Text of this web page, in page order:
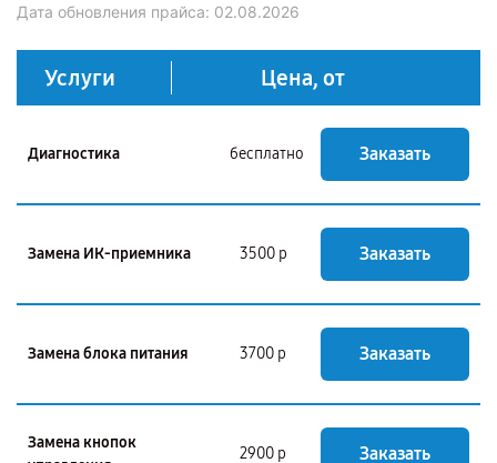
Дата обновления прайса: 02.08.2026
Услуги Цена, от
Диагностика бесплатно Заказать
Замена ИК-приемника 3500 р Заказать
Замена блока питания 3700 р Заказать
Замена кнопок
2900 р Заказать